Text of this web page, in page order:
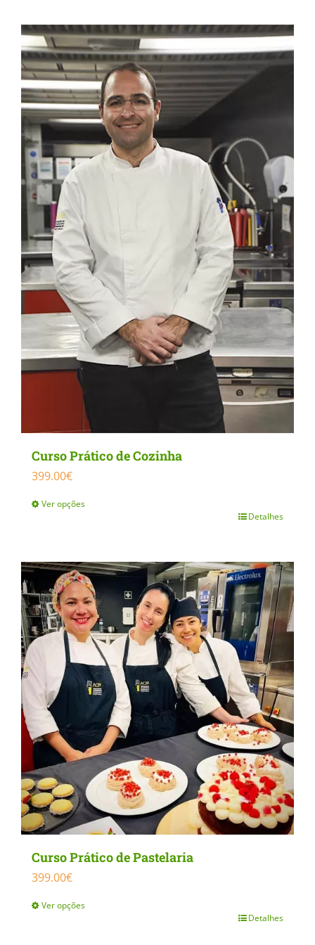
Curso Prático de Cozinha
399.00€
Ver opções
has
multiple
variants.
The
options
may
be
chosen
on
the
product
page
Detalhes
Curso Prático de Pastelaria
399.00€
Ver opções
Detalhes